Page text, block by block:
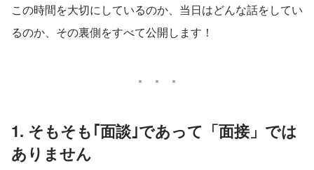
この時間を大切にしているのか、当日はどんな話をしてい
るのか、その裏側をすべて公開します！
1. そもそも｢面談｣であって「面接」では
ありません